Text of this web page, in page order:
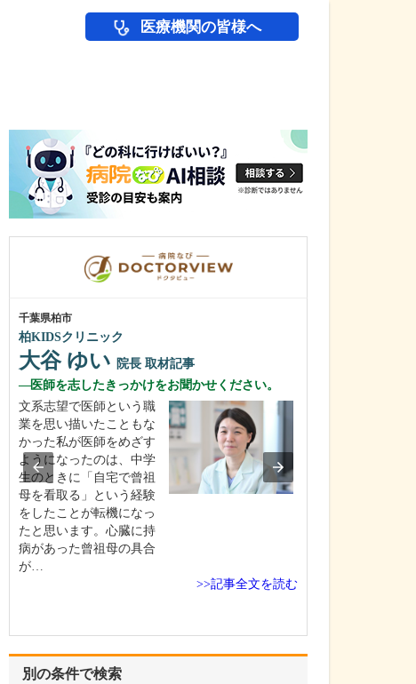
医療機関の皆様へ
別の条件で検索
千葉県柏市
柏KIDSクリニック
大谷 ゆい 院長 取材記事
医師を志したきっかけをお聞かせください。
文系志望で医師という職
業を思い描いたこともな
かった私が医師をめざす
ようになったのは、中学
生のときに「自宅で曾祖
母を看取る」という経験
をしたことが転機になっ
たと思います。心臓に持
病があった曾祖母の具合
が…
>>記事全文を読む